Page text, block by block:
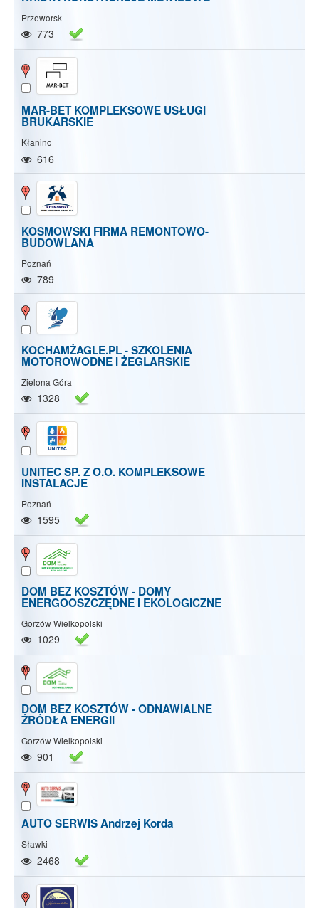
Przeworsk
773
MAR-BET KOMPLEKSOWE USŁUGI
BRUKARSKIE
Kłanino
616
KOSMOWSKI FIRMA REMONTOWO-
BUDOWLANA
Poznań
789
KOCHAMŻAGLE.PL - SZKOLENIA
MOTOROWODNE I ŻEGLARSKIE
Zielona Góra
1328
UNITEC SP. Z O.O. KOMPLEKSOWE
INSTALACJE
Poznań
1595
DOM BEZ KOSZTÓW - DOMY
ENERGOOSZCZĘDNE I EKOLOGICZNE
Gorzów Wielkopolski
1029
DOM BEZ KOSZTÓW - ODNAWIALNE
ŹRÓDŁA ENERGII
Gorzów Wielkopolski
901
AUTO SERWIS Andrzej Korda
Sławki
2468